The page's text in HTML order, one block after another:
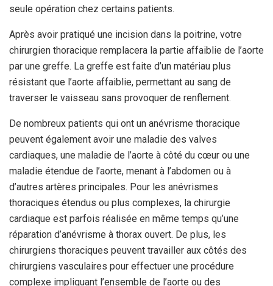
seule opération chez certains patients.
Après avoir pratiqué une incision dans la poitrine, votre
chirurgien thoracique remplacera la partie affaiblie de l’aorte
par une greffe. La greffe est faite d’un matériau plus
résistant que l’aorte affaiblie, permettant au sang de
traverser le vaisseau sans provoquer de renflement.
De nombreux patients qui ont un anévrisme thoracique
peuvent également avoir une maladie des valves
cardiaques, une maladie de l’aorte à côté du cœur ou une
maladie étendue de l’aorte, menant à l’abdomen ou à
d’autres artères principales. Pour les anévrismes
thoraciques étendus ou plus complexes, la chirurgie
cardiaque est parfois réalisée en même temps qu’une
réparation d’anévrisme à thorax ouvert. De plus, les
chirurgiens thoraciques peuvent travailler aux côtés des
chirurgiens vasculaires pour effectuer une procédure
complexe impliquant l’ensemble de l’aorte ou des